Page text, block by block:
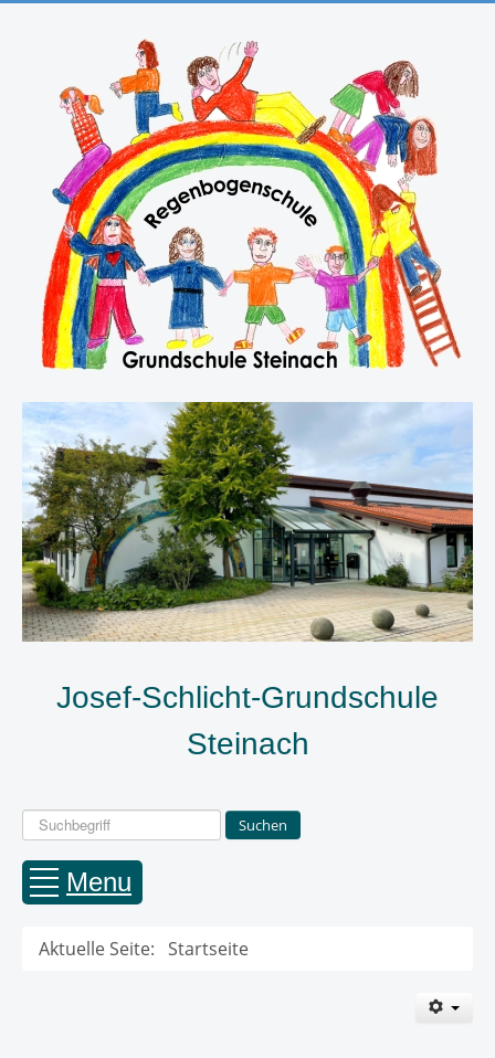
Josef-Schlicht-Grundschule
Steinach
Suchen
...
Suchen
Menu
Aktuelle Seite: Startseite